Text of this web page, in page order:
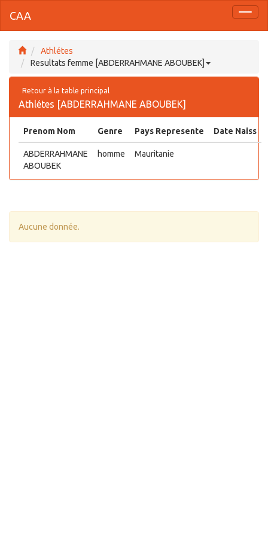
CAA
Athlétes
Resultats femme [ABDERRAHMANE ABOUBEK]
Retour à la table principal
Athlétes [ABDERRAHMANE ABOUBEK]
Prenom Nom Genre Pays Represente Date Naiss
ABDERRAHMANE
ABOUBEK
homme Mauritanie
Aucune donnée.